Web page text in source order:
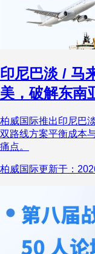
印尼巴淡 / 马
美，破解东南
柏威国际推出印尼巴
双路线方案平衡成本
痛点。
柏威国际更新于：